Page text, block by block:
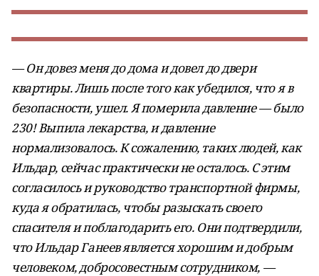
— Он довез меня до дома и довел до двери
квартиры. Лишь после того как убедился, что я в
безопасности, ушел. Я померила давление — было
230! Выпила лекарства, и давление
нормализовалось. К сожалению, таких людей, как
Ильдар, сейчас практически не осталось. С этим
согласилось и руководство транспортной фирмы,
куда я обратилась, чтобы разыскать своего
спасителя и поблагодарить его. Они подтвердили,
что Ильдар Ганеев является хорошим и добрым
человеком, добросовестным сотрудником, —